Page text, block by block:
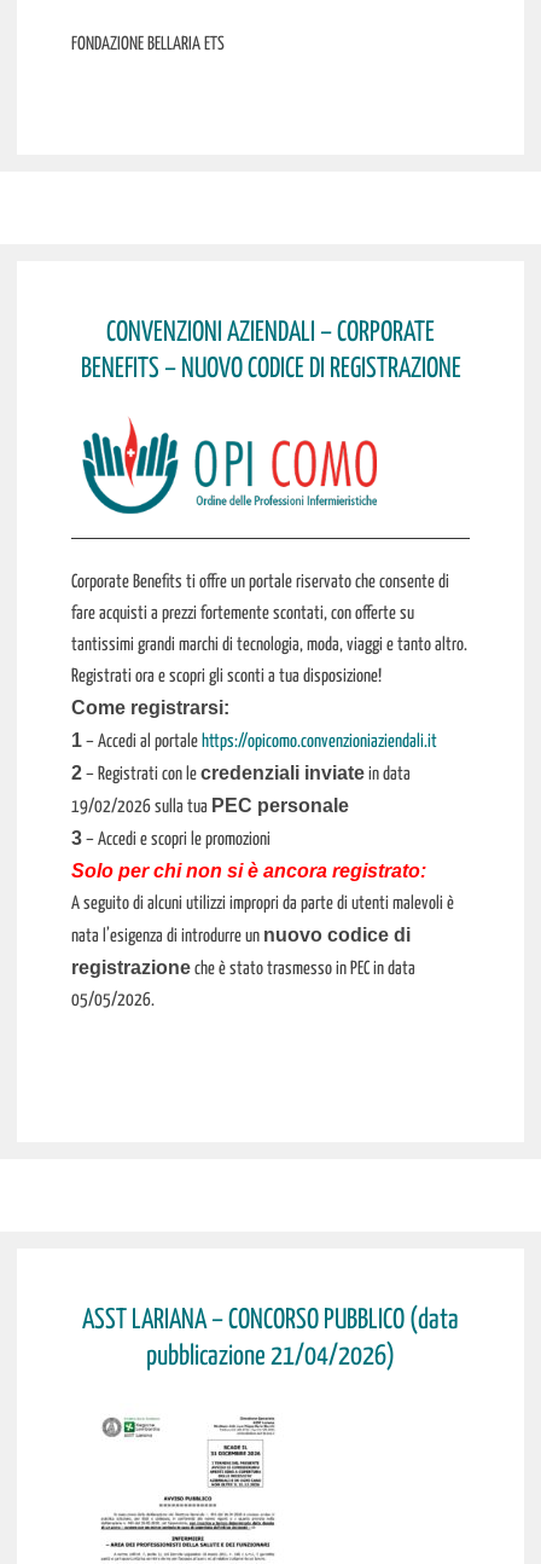
FONDAZIONE BELLARIA ETS
CONVENZIONI AZIENDALI – CORPORATE
BENEFITS – NUOVO CODICE DI REGISTRAZIONE
Corporate Benefits ti offre un portale riservato che consente di
fare acquisti a prezzi fortemente scontati, con offerte su
tantissimi grandi marchi di tecnologia, moda, viaggi e tanto altro.
Registrati ora e scopri gli sconti a tua disposizione!
Come registrarsi:
1 – Accedi al portale https://opicomo.convenzioniaziendali.it
2 – Registrati con le credenziali inviate in data
19/02/2026 sulla tua PEC personale
3 – Accedi e scopri le promozioni
Solo per chi non si è ancora registrato:
A seguito di alcuni utilizzi impropri da parte di utenti malevoli è
nata l’esigenza di introdurre un nuovo codice di
registrazione che è stato trasmesso in PEC in data
05/05/2026.
ASST LARIANA – CONCORSO PUBBLICO (data
pubblicazione 21/04/2026)